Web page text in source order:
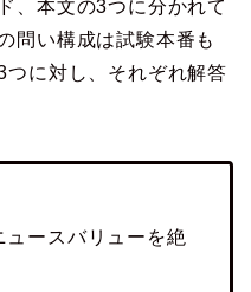
、本文の3つに分かれて
問い構成は試験本番も
に対し、それぞれ解答
ュースバリューを絶